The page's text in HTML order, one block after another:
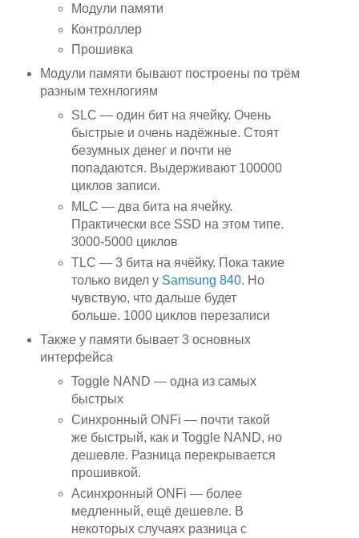
Модули памяти
Контроллер
Прошивка
Модули памяти бывают построены по трём
разным технлогиям
SLC — один бит на ячейку. Очень
быстрые и очень надёжные. Стоят
безумных денег и почти не
попадаются. Выдерживают 100000
циклов записи.
MLC — два бита на ячейку.
Практически все SSD на этом типе.
3000-5000 циклов
TLC — 3 бита на ячёйку. Пока такие
только видел у Samsung 840. Но
чувствую, что дальше будет
больше. 1000 циклов перезаписи
Также у памяти бывает 3 основных
интерфейса
Toggle NAND — одна из самых
быстрых
Синхронный ONFi — почти такой
же быстрый, как и Toggle NAND, но
дешевле. Разница перекрывается
прошивкой.
Асинхронный ONFi — более
медленный, ещё дешевле. В
некоторых случаях разница с